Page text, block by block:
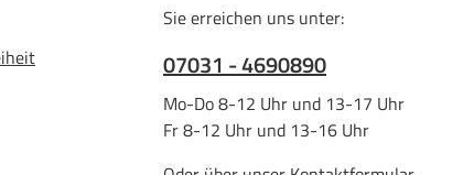
Sie erreichen uns unter:
07031 - 4690890
Mo-Do 8-12 Uhr und 13-17 Uhr
Fr 8-12 Uhr und 13-16 Uhr